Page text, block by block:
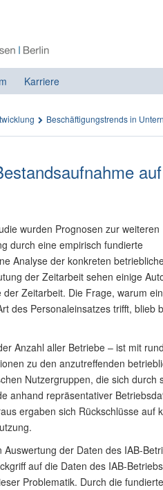
Karriere
Beschäftigungstrends in
wurden Prognosen zur weiteren
durch eine empirisch fundierte
Analyse der konkreten
der Zeitarbeit sehen einige
Zeitarbeit. Die Frage, warum ein
des Personaleinsatzes trifft, blieb
Anzahl aller Betriebe – ist mit
zu den anzutreffenden
Nutzergruppen, die sich durch
anhand repräsentativer
ergaben sich Rückschlüsse auf
der Daten des IAB-
auf die Daten des IAB-
Problematik. Durch die